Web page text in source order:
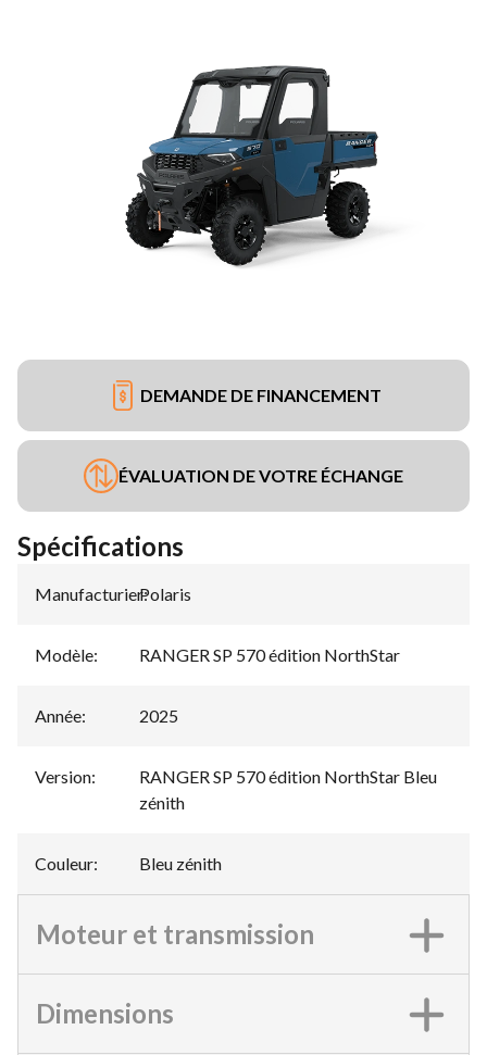
DEMANDE DE FINANCEMENT
ÉVALUATION DE VOTRE ÉCHANGE
Spécifications
Manufacturier:
Polaris
Modèle: RANGER SP 570 édition NorthStar
Année: 2025
Version:
RANGER SP 570 édition NorthStar Bleu
zénith
Couleur: Bleu zénith
Moteur et transmission
Dimensions